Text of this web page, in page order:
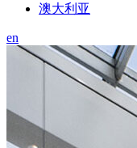
澳大利亚
en